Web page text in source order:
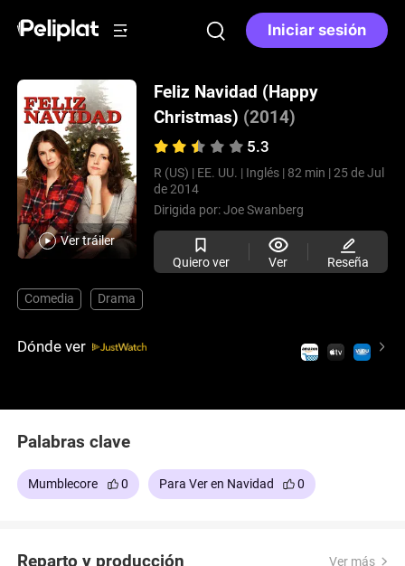
Iniciar sesión
Ver tráiler
Feliz Navidad (Happy
Christmas) (2014)
5.3
R (US) | EE. UU. | Inglés | 82 min | 25 de Jul
de 2014
Dirigida por:Joe Swanberg
Quiero ver Ver Reseña
Comedia Drama
Dónde ver
Palabras clave
Mumblecore 0 Para Ver en Navidad 0
Reparto y producción Ver más